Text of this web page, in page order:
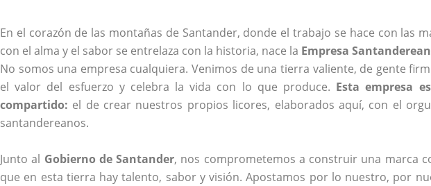
En el corazón de las montañas de Santander, donde el trabajo se hace con las
con el alma y el sabor se entrelaza con la historia, nace la Empresa
No somos una empresa cualquiera. Venimos de una tierra valiente, de gente
el valor del esfuerzo y celebra la vida con lo que produce. Esta empresa
compartido: el de crear nuestros propios licores, elaborados aquí, con el
santandereanos.
Junto al Gobierno de Santander, nos comprometemos a construir una marca
que en esta tierra hay talento, sabor y visión. Apostamos por lo nuestro, por